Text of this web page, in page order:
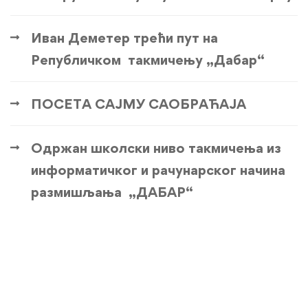
Иван Деметер трећи пут на
Републичком такмичењу „Дабар“
ПОСЕТА САЈМУ САОБРАЋАЈА
Одржан школски ниво такмичења из
информатичког и рачунарског начина
размишљања „ДАБАР“